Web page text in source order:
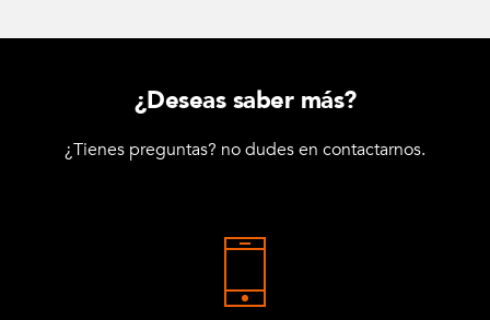
¿Deseas saber más?
¿Tienes preguntas? no dudes en contactarnos.